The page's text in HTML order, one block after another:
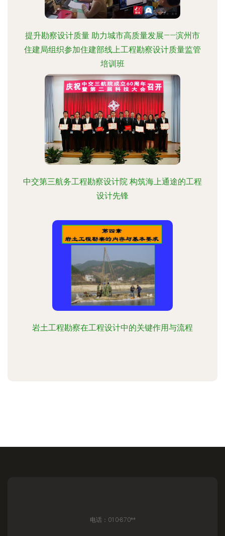
提升勘察设计质量 助力城市高质量发展——滨州市
住建局组织参加住建部线上工程勘察设计质量监管
培训班
中交第三航务工程勘察设计院 构筑海上通途的工程
设计先锋
岩土工程勘察在工程设计中的关键作用与流程
电话：010-870**